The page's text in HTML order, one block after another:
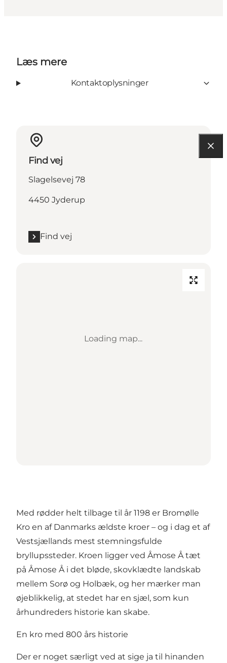
Læs mere
Kontaktoplysninger
Find vej
Slagelsevej 78
4450 Jyderup
Find vej
Loading map...
Med rødder helt tilbage til år 1198 er Bromølle
Kro en af Danmarks ældste kroer – og i dag et af
Vestsjællands mest stemningsfulde
bryllupssteder. Kroen ligger ved Åmose Å tæt
på Åmose Å i det bløde, skovklædte landskab
mellem Sorø og Holbæk, og her mærker man
øjeblikkelig, at stedet har en sjæl, som kun
århundreders historie kan skabe.
En kro med 800 års historie
Der er noget særligt ved at sige ja til hinanden